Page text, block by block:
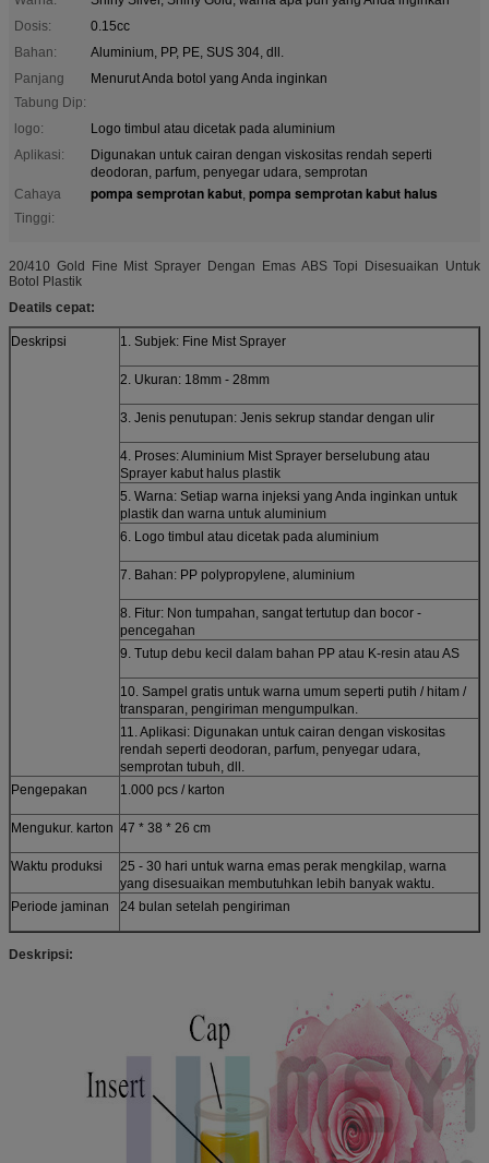
Dosis:
0.15cc
Bahan:
Aluminium, PP, PE, SUS 304, dll.
Panjang
Tabung Dip:
Menurut Anda botol yang Anda inginkan
logo:
Logo timbul atau dicetak pada aluminium
Aplikasi:
Digunakan untuk cairan dengan viskositas rendah seperti
deodoran, parfum, penyegar udara, semprotan
Cahaya
Tinggi:
pompa semprotan kabut, pompa semprotan kabut halus
20/410 Gold Fine Mist Sprayer Dengan Emas ABS Topi Disesuaikan Untuk
Botol Plastik
Deatils cepat:
Deskripsi 1. Subjek: Fine Mist Sprayer
2. Ukuran: 18mm - 28mm
3. Jenis penutupan: Jenis sekrup standar dengan ulir
4. Proses: Aluminium Mist Sprayer berselubung atau
Sprayer kabut halus plastik
5. Warna: Setiap warna injeksi yang Anda inginkan untuk
plastik dan warna untuk aluminium
6. Logo timbul atau dicetak pada aluminium
7. Bahan: PP polypropylene, aluminium
8. Fitur: Non tumpahan, sangat tertutup dan bocor -
pencegahan
9. Tutup debu kecil dalam bahan PP atau K-resin atau AS
10. Sampel gratis untuk warna umum seperti putih / hitam /
transparan, pengiriman mengumpulkan.
11. Aplikasi: Digunakan untuk cairan dengan viskositas
rendah seperti deodoran, parfum, penyegar udara,
semprotan tubuh, dll.
Pengepakan
1.000 pcs / karton
Mengukur. karton 47 * 38 * 26 cm
Waktu produksi
25 - 30 hari untuk warna emas perak mengkilap, warna
yang disesuaikan membutuhkan lebih banyak waktu.
Periode jaminan
24 bulan setelah pengiriman
Deskripsi: